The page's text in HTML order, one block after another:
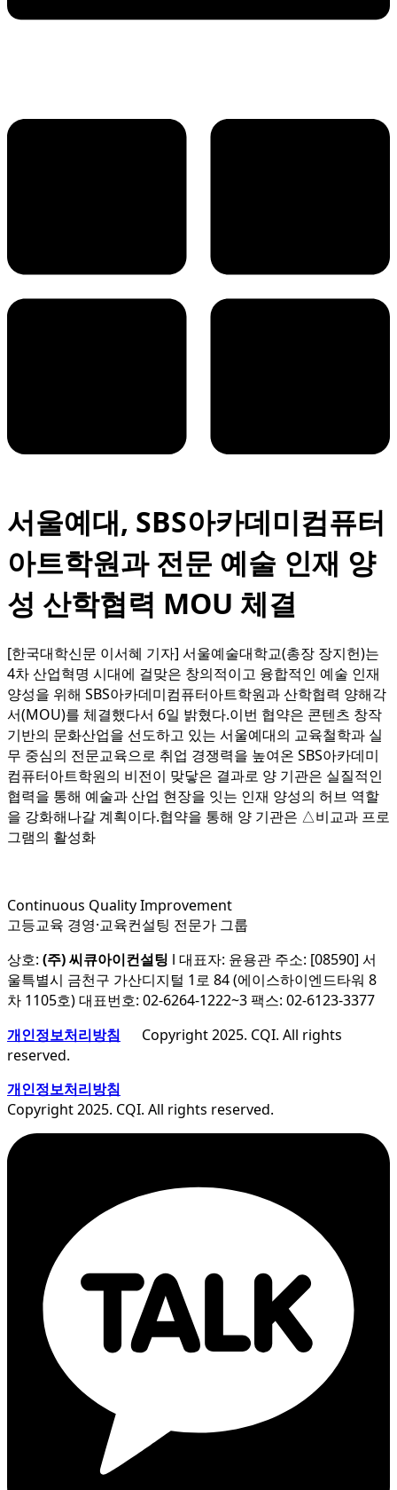
서울예대, SBS아카데미컴퓨터
아트학원과 전문 예술 인재 양
성 산학협력 MOU 체결
[한국대학신문 이서혜 기자] 서울예술대학교(총장 장지헌)는
4차 산업혁명 시대에 걸맞은 창의적이고 융합적인 예술 인재
양성을 위해 SBS아카데미컴퓨터아트학원과 산학협력 양해각
서(MOU)를 체결했다서 6일 밝혔다.이번 협약은 콘텐츠 창작
기반의 문화산업을 선도하고 있는 서울예대의 교육철학과 실
무 중심의 전문교육으로 취업 경쟁력을 높여온 SBS아카데미
컴퓨터아트학원의 비전이 맞닿은 결과로 양 기관은 실질적인
협력을 통해 예술과 산업 현장을 잇는 인재 양성의 허브 역할
을 강화해나갈 계획이다.협약을 통해 양 기관은 △비교과 프로
그램의 활성화
Continuous Quality Improvement
고등교육 경영·교육컨설팅 전문가 그룹
상호: (주) 씨큐아이컨설팅 l 대표자: 윤용관 주소: [08590] 서
울특별시 금천구 가산디지털 1로 84 (에이스하이엔드타워 8
차 1105호) 대표번호: 02-6264-1222~3 팩스: 02-6123-3377
개인정보처리방침 Copyright 2025. CQI. All rights
reserved.
개인정보처리방침
Copyright 2025. CQI. All rights reserved.